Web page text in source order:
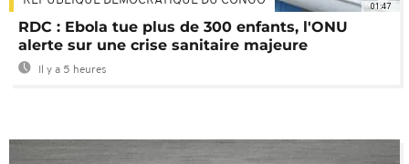
01:47
RDC : Ebola tue plus de 300 enfants, l'ONU
alerte sur une crise sanitaire majeure
Il y a 5 heures